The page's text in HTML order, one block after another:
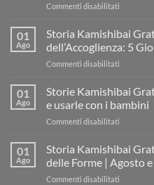
Commenti disabilitati
gratis
il
“fare
una
lezione
01
Ago
Storia Kamishibai
dell’Accoglienza: 5
Commenti disabilitati
Gratis
per
Giorni
01
Ago
Storie Kamishibai
e usarle con i bambini
Commenti disabilitati
Gratis
da
01
Ago
Storia Kamishibai
delle Forme | Agosto
Commenti disabilitati